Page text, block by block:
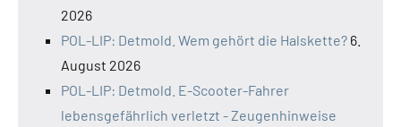
2026
POL-LIP: Detmold. Wem gehört die Halskette? 6.
August 2026
POL-LIP: Detmold. E-Scooter-Fahrer
lebensgefährlich verletzt - Zeugenhinweise